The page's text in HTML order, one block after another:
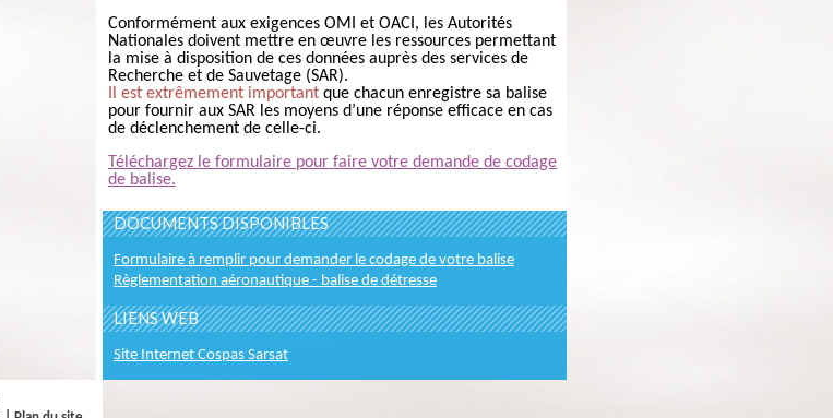
Conformément aux exigences OMI et OACI, les Autorités
Nationales doivent mettre en œuvre les ressources permettant
la mise à disposition de ces données auprès des services de
Recherche et de Sauvetage (SAR).
Il est extrêmement important que chacun enregistre sa balise
pour fournir aux SAR les moyens d’une réponse efficace en cas
de déclenchement de celle-ci.
Téléchargez le formulaire pour faire votre demande de codage
de balise.
DOCUMENTS DISPONIBLES
Formulaire à remplir pour demander le codage de votre balise
Règlementation aéronautique - balise de détresse
LIENS WEB
Site Internet Cospas Sarsat